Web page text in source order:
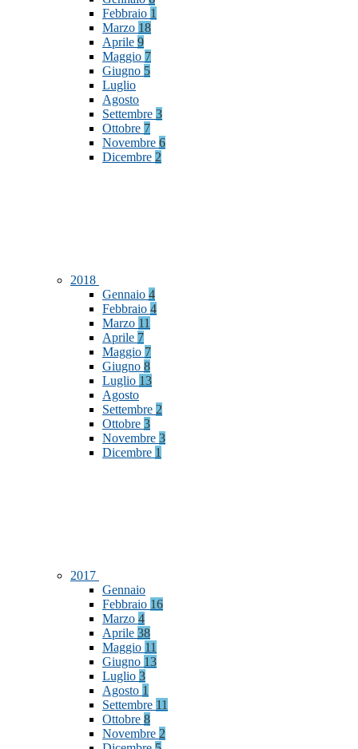
Febbraio 1
Marzo 18
Aprile 9
Maggio 7
Giugno 5
Luglio
Agosto
Settembre 3
Ottobre 7
Novembre 6
Dicembre 2
2018
Gennaio 4
Febbraio 4
Marzo 11
Aprile 7
Maggio 7
Giugno 8
Luglio 13
Agosto
Settembre 2
Ottobre 3
Novembre 3
Dicembre 1
2017
Gennaio
Febbraio 16
Marzo 4
Aprile 38
Maggio 11
Giugno 13
Luglio 3
Agosto 1
Settembre 11
Ottobre 8
Novembre 2